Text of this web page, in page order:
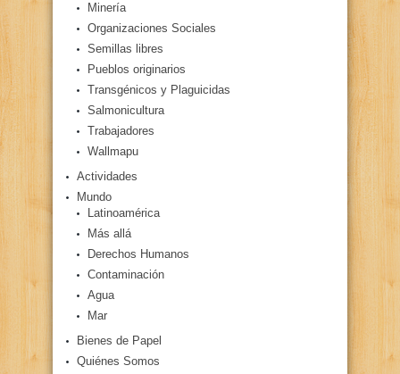
Minería
Organizaciones Sociales
Semillas libres
Pueblos originarios
Transgénicos y Plaguicidas
Salmonicultura
Trabajadores
Wallmapu
Actividades
Mundo
Latinoamérica
Más allá
Derechos Humanos
Contaminación
Agua
Mar
Bienes de Papel
Quiénes Somos